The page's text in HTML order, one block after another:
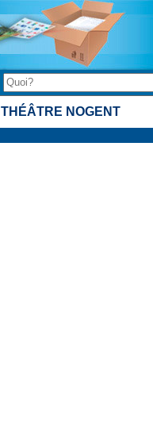
THÉÂTRE NOGENT